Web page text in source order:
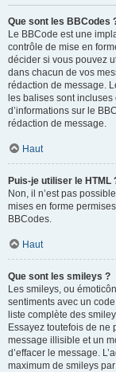
Que sont les BBCodes
Le BBCode est une
contrôle de mise en
décider si vous pouvez
dans chacun de vos
rédaction de message.
les balises sont
d’informations sur le
rédaction de message.
Haut
Puis-je utiliser le HTML
Non, il n’est pas
mises en forme
BBCodes.
Haut
Que sont les smileys ?
Les smileys, ou
sentiments avec un
liste complète des
Essayez toutefois de ne
message illisible et un
d’effacer le message.
maximum de smileys